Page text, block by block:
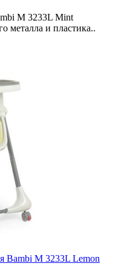
M 3233L Mint
металла и пластика..
Bambi M 3233L Lemon